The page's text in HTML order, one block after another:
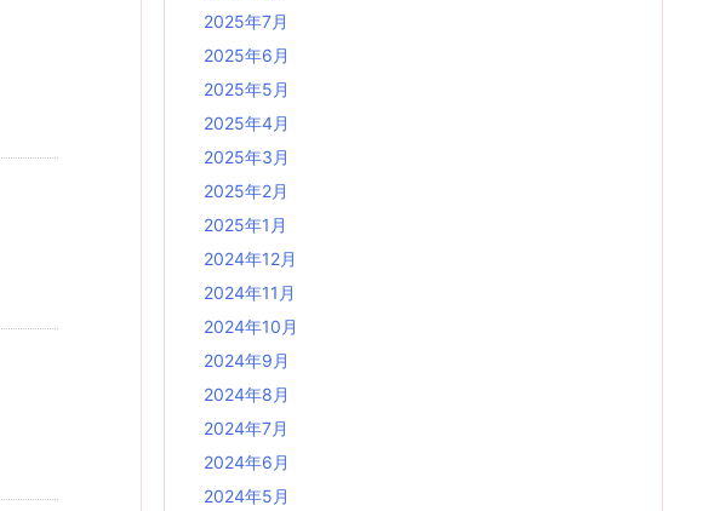
2025年7月
2025年6月
2025年5月
2025年4月
2025年3月
2025年2月
2025年1月
2024年12月
2024年11月
2024年10月
2024年9月
2024年8月
2024年7月
2024年6月
2024年5月